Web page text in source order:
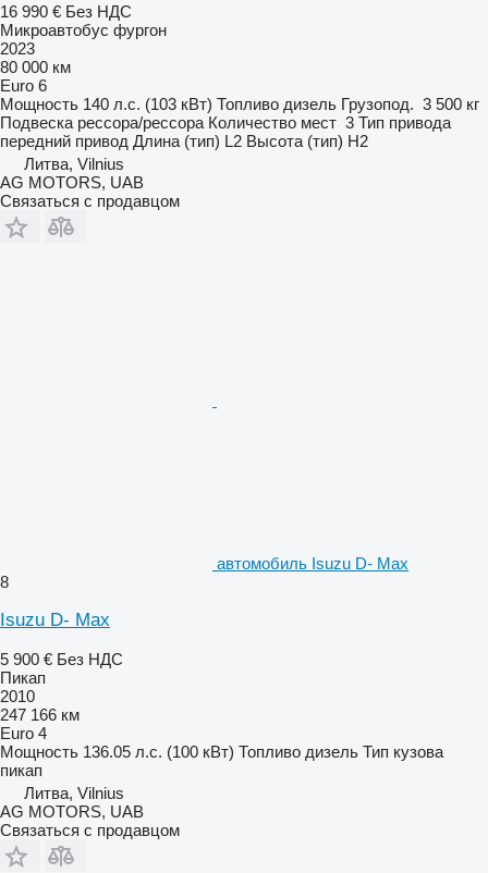
16 990 € Без НДС
Микроавтобус фургон
2023
80 000 км
Euro 6
Мощность 140 л.с. (103 кВт) Топливо дизель Грузопод. 3 500 кг
Подвеска рессора/рессора Количество мест 3 Тип привода
передний привод Длина (тип) L2 Высота (тип) H2
Литва, Vilnius
AG MOTORS, UAB
Связаться с продавцом
автомобиль Isuzu D- Max
8
Isuzu D- Max
5 900 € Без НДС
Пикап
2010
247 166 км
Euro 4
Мощность 136.05 л.с. (100 кВт) Топливо дизель Тип кузова
пикап
Литва, Vilnius
AG MOTORS, UAB
Связаться с продавцом